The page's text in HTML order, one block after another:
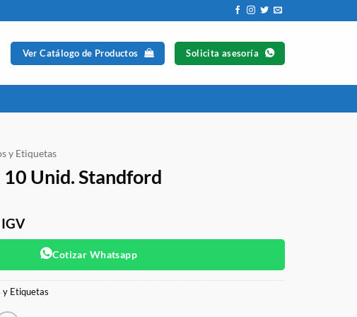
Ver Catálogo de Productos Solicita asesoría
y Etiquetas
Unid. Standford
Cotizar Whatsapp
y Etiquetas